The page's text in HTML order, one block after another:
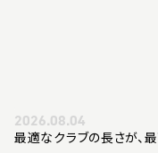
2026.08.04
最適なクラブの長さが、